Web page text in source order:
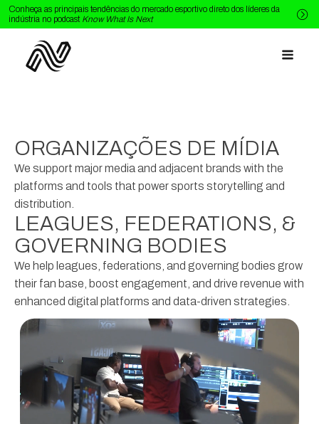
Conheça as principais tendências do mercado esportivo direto dos líderes da
indústria no podcast Know What Is Next
ORGANIZAÇÕES DE MÍDIA
We support major media and adjacent brands with the
platforms and tools that power sports storytelling and
distribution.
LEAGUES, FEDERATIONS, &
GOVERNING BODIES
We help leagues, federations, and governing bodies grow
their fan base, boost engagement, and drive revenue with
enhanced digital platforms and data-driven strategies.